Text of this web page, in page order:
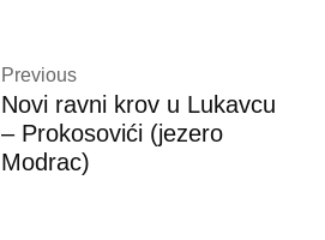
Previous
Novi ravni krov u Lukavcu
– Prokosovići (jezero
Modrac)